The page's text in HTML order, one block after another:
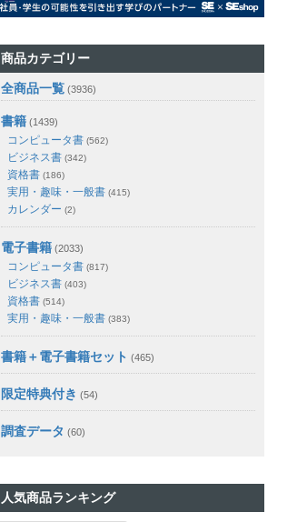
商品カテゴリー
全商品一覧 (3936)
書籍 (1439)
コンピュータ書 (562)
ビジネス書 (342)
資格書 (186)
実用・趣味・一般書 (415)
カレンダー (2)
電子書籍 (2033)
コンピュータ書 (817)
ビジネス書 (403)
資格書 (514)
実用・趣味・一般書 (383)
書籍＋電子書籍セット (465)
限定特典付き (54)
調査データ (60)
人気商品ランキング